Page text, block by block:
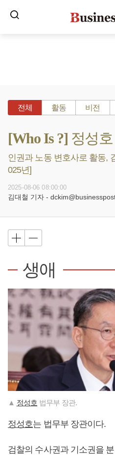
전체 활동 비전
[Who Is ?] 정성
인권과 노동 변호사로 활동,
025년]
2025-08-06 08:00:00
김대철 기자 -
생애
▲ 정성호 법무부 장관.
정성호는 법무부 장관이다.
검찰의 수사권과 기소권을